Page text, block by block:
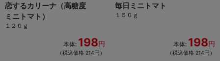
恋するカリーナ（高糖度
ミニトマト）
１２０ｇ
本体: 198円
（税込価格 214円）
毎日ミニトマト
１５０ｇ
本体: 198円
（税込価格 214円）